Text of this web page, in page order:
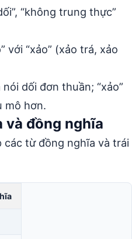
“không trung thực”
với “xảo” (xảo trá, xảo
nói dối đơn thuần; “xảo”
mô hơn.
và đồng nghĩa
các từ đồng nghĩa và trái